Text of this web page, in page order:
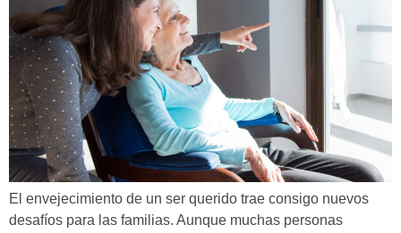
El envejecimiento de un ser querido trae consigo nuevos
desafíos para las familias. Aunque muchas personas